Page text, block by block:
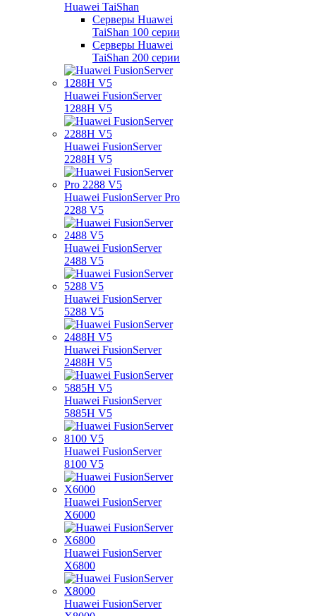
Huawei TaiShan
Серверы Huawei
TaiShan 100 серии
Серверы Huawei
TaiShan 200 серии
Huawei FusionServer
1288H V5
Huawei FusionServer
2288H V5
Huawei FusionServer Pro
2288 V5
Huawei FusionServer
2488 V5
Huawei FusionServer
5288 V5
Huawei FusionServer
2488H V5
Huawei FusionServer
5885H V5
Huawei FusionServer
8100 V5
Huawei FusionServer
X6000
Huawei FusionServer
X6800
Huawei FusionServer